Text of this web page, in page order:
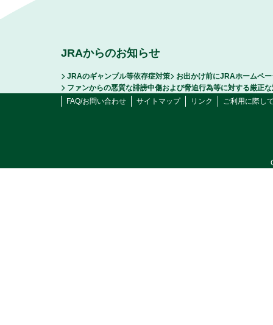
JRAからのお知らせ
JRAのギャンブル等依存症対策
お出かけ前にJRAホームペ
ファンからの悪質な誹謗中傷および脅迫行為等に対する厳正
FAQ/お問い合わせ
サイトマップ リンク ご利用に際し